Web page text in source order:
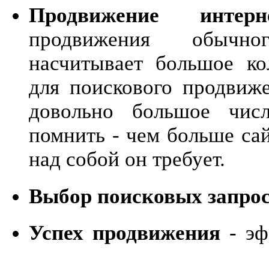
Продвижение
продвижения
насчитывает большое
для поискового
довольно большое
помнить - чем больше
над собой он требует.
Выбор поисковых
Успех продвижения -